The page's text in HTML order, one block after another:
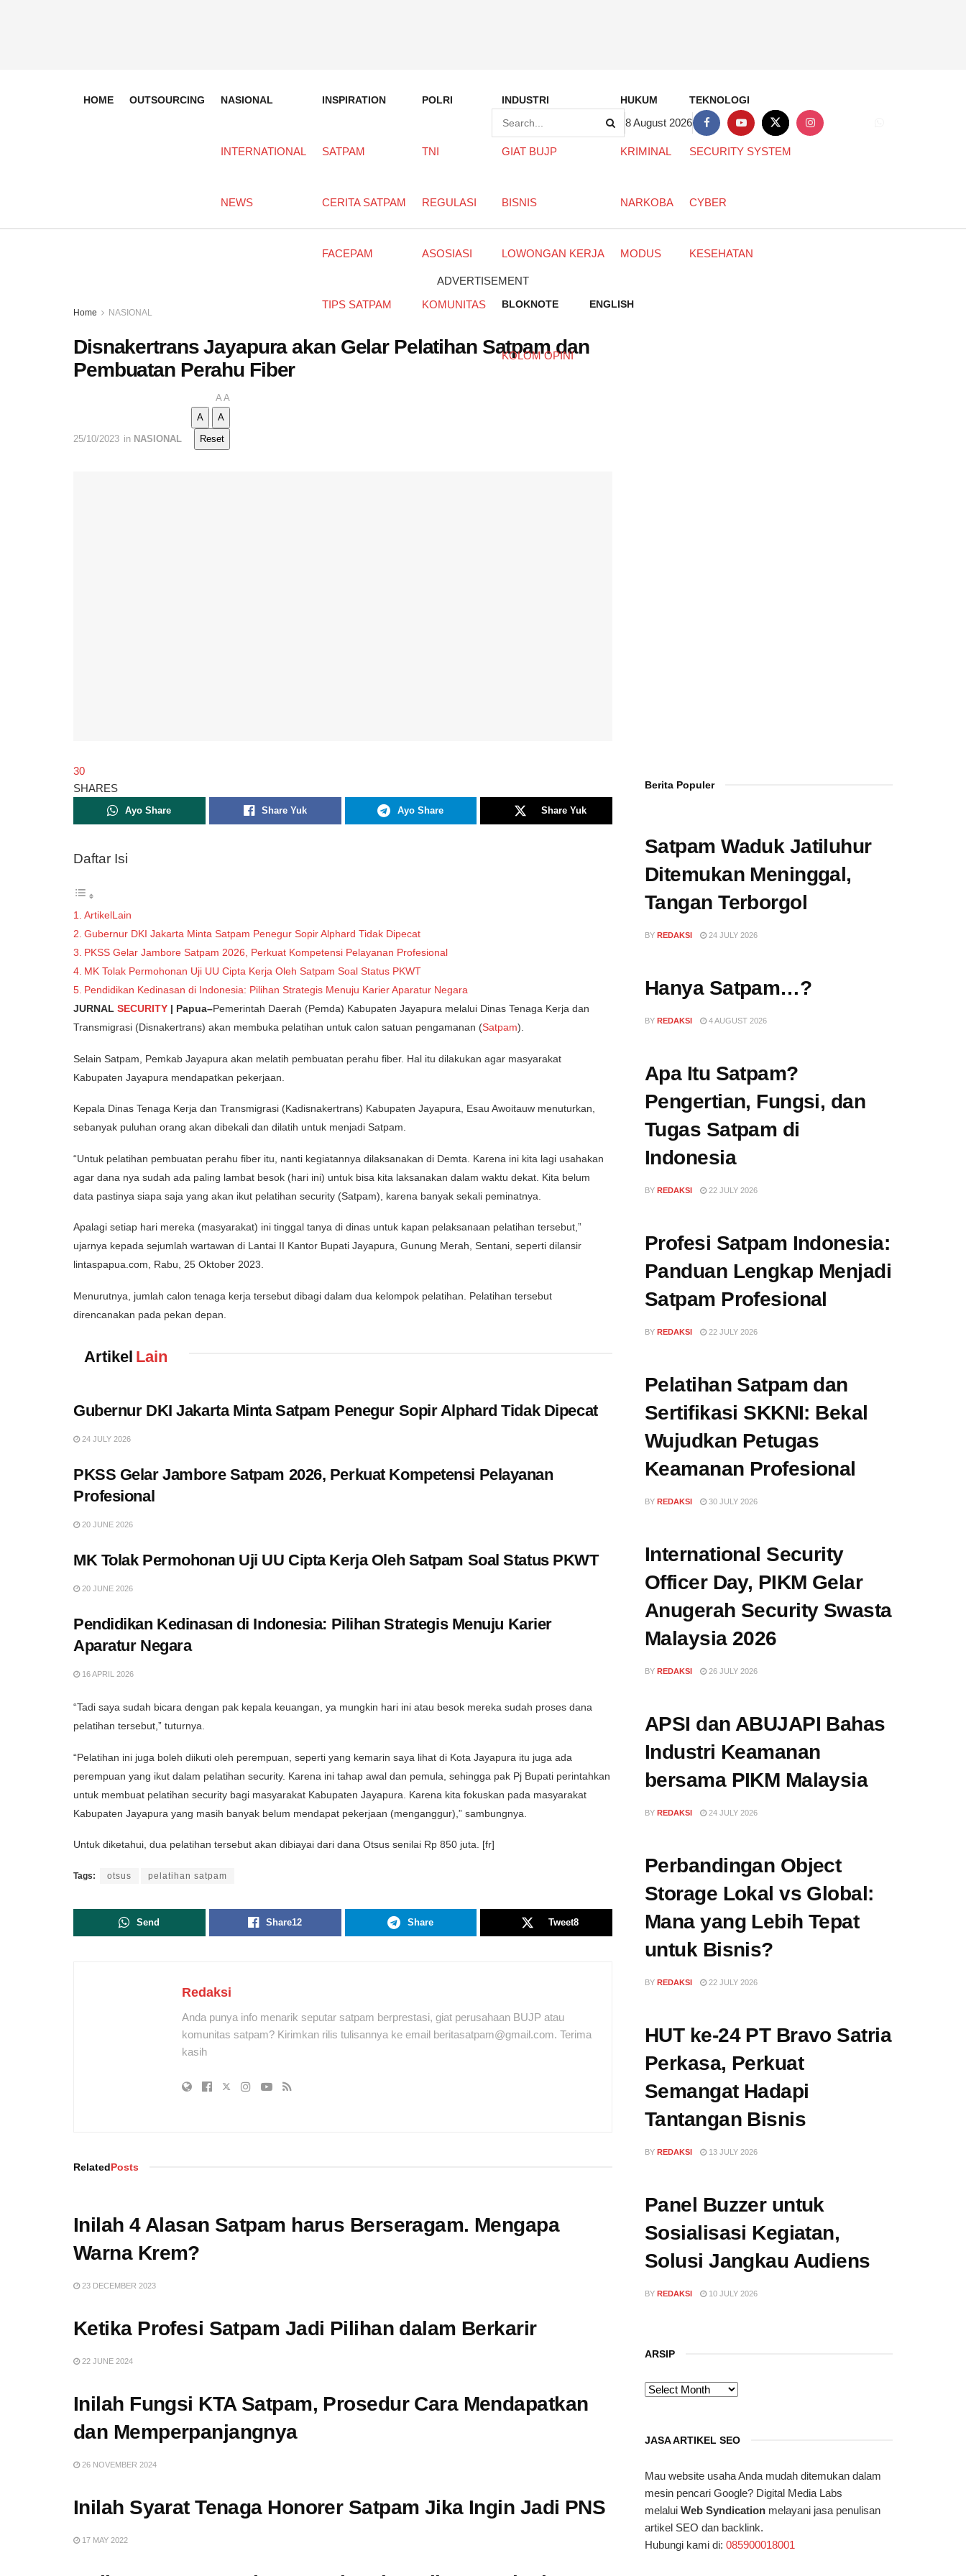
8 August 2026
HOME OUTSOURCING NASIONAL
INTERNATIONAL
NEWS
INSPIRATION
SATPAM
CERITA SATPAM
FACEPAM
TIPS SATPAM
POLRI
TNI
REGULASI
ASOSIASI
KOMUNITAS
INDUSTRI
GIAT BUJP
BISNIS
LOWONGAN KERJA
HUKUM
KRIMINAL
NARKOBA
MODUS
TEKNOLOGI
SECURITY SYSTEM
CYBER
KESEHATAN
BLOKNOTE
KOLOM OPINI
ENGLISH
ADVERTISEMENT
Home NASIONAL
Disnakertrans Jayapura akan Gelar Pelatihan Satpam dan
Pembuatan Perahu Fiber
25/10/2023 in NASIONAL
A A
A
A
Reset
30
SHARES
Ayo Share Share Yuk Ayo Share Share Yuk
Daftar Isi
ArtikelLain
Gubernur DKI Jakarta Minta Satpam Penegur Sopir Alphard Tidak Dipecat
PKSS Gelar Jambore Satpam 2026, Perkuat Kompetensi Pelayanan Profesional
MK Tolak Permohonan Uji UU Cipta Kerja Oleh Satpam Soal Status PKWT
Pendidikan Kedinasan di Indonesia: Pilihan Strategis Menuju Karier Aparatur Negara
JURNAL SECURITY | Papua–Pemerintah Daerah (Pemda) Kabupaten Jayapura melalui Dinas Tenaga Kerja dan
Transmigrasi (Disnakertrans) akan membuka pelatihan untuk calon satuan pengamanan (Satpam).
Selain Satpam, Pemkab Jayapura akan melatih pembuatan perahu fiber. Hal itu dilakukan agar masyarakat
Kabupaten Jayapura mendapatkan pekerjaan.
Kepala Dinas Tenaga Kerja dan Transmigrasi (Kadisnakertrans) Kabupaten Jayapura, Esau Awoitauw menuturkan,
sebanyak puluhan orang akan dibekali dan dilatih untuk menjadi Satpam.
“Untuk pelatihan pembuatan perahu fiber itu, nanti kegiatannya dilaksanakan di Demta. Karena ini kita lagi usahakan
agar dana nya sudah ada paling lambat besok (hari ini) untuk bisa kita laksanakan dalam waktu dekat. Kita belum
data pastinya siapa saja yang akan ikut pelatihan security (Satpam), karena banyak sekali peminatnya.
Apalagi setiap hari mereka (masyarakat) ini tinggal tanya di dinas untuk kapan pelaksanaan pelatihan tersebut,”
ujarnya kepada sejumlah wartawan di Lantai II Kantor Bupati Jayapura, Gunung Merah, Sentani, seperti dilansir
lintaspapua.com, Rabu, 25 Oktober 2023.
Menurutnya, jumlah calon tenaga kerja tersebut dibagi dalam dua kelompok pelatihan. Pelatihan tersebut
direncanakan pada pekan depan.
Artikel Lain
Gubernur DKI Jakarta Minta Satpam Penegur Sopir Alphard Tidak Dipecat
24 JULY 2026
PKSS Gelar Jambore Satpam 2026, Perkuat Kompetensi Pelayanan
Profesional
20 JUNE 2026
MK Tolak Permohonan Uji UU Cipta Kerja Oleh Satpam Soal Status PKWT
20 JUNE 2026
Pendidikan Kedinasan di Indonesia: Pilihan Strategis Menuju Karier
Aparatur Negara
16 APRIL 2026
“Tadi saya sudah bicara dengan pak kepala keuangan, ya mungkin hari ini atau besok mereka sudah proses dana
pelatihan tersebut,” tuturnya.
“Pelatihan ini juga boleh diikuti oleh perempuan, seperti yang kemarin saya lihat di Kota Jayapura itu juga ada
perempuan yang ikut dalam pelatihan security. Karena ini tahap awal dan pemula, sehingga pak Pj Bupati perintahkan
untuk membuat pelatihan security bagi masyarakat Kabupaten Jayapura. Karena kita fokuskan pada masyarakat
Kabupaten Jayapura yang masih banyak belum mendapat pekerjaan (menganggur),” sambungnya.
Untuk diketahui, dua pelatihan tersebut akan dibiayai dari dana Otsus senilai Rp 850 juta. [fr]
Tags: otsus pelatihan satpam
Send Share12 Share Tweet8
Redaksi
Anda punya info menarik seputar satpam berprestasi, giat perusahaan BUJP atau
komunitas satpam? Kirimkan rilis tulisannya ke email beritasatpam@gmail.com. Terima
kasih
RelatedPosts
Inilah 4 Alasan Satpam harus Berseragam. Mengapa
Warna Krem?
23 DECEMBER 2023
Ketika Profesi Satpam Jadi Pilihan dalam Berkarir
22 JUNE 2024
Inilah Fungsi KTA Satpam, Prosedur Cara Mendapatkan
dan Memperpanjangnya
26 NOVEMBER 2024
Inilah Syarat Tenaga Honorer Satpam Jika Ingin Jadi PNS
17 MAY 2022
Berita Populer
Satpam Waduk Jatiluhur
Ditemukan Meninggal,
Tangan Terborgol
BY REDAKSI 24 JULY 2026
Hanya Satpam…?
BY REDAKSI 4 AUGUST 2026
Apa Itu Satpam?
Pengertian, Fungsi, dan
Tugas Satpam di
Indonesia
BY REDAKSI 22 JULY 2026
Profesi Satpam Indonesia:
Panduan Lengkap Menjadi
Satpam Profesional
BY REDAKSI 22 JULY 2026
Pelatihan Satpam dan
Sertifikasi SKKNI: Bekal
Wujudkan Petugas
Keamanan Profesional
BY REDAKSI 30 JULY 2026
International Security
Officer Day, PIKM Gelar
Anugerah Security Swasta
Malaysia 2026
BY REDAKSI 26 JULY 2026
APSI dan ABUJAPI Bahas
Industri Keamanan
bersama PIKM Malaysia
BY REDAKSI 24 JULY 2026
Perbandingan Object
Storage Lokal vs Global:
Mana yang Lebih Tepat
untuk Bisnis?
BY REDAKSI 22 JULY 2026
HUT ke-24 PT Bravo Satria
Perkasa, Perkuat
Semangat Hadapi
Tantangan Bisnis
BY REDAKSI 13 JULY 2026
Panel Buzzer untuk
Sosialisasi Kegiatan,
Solusi Jangkau Audiens
BY REDAKSI 10 JULY 2026
ARSIP
ARSIP
JASA ARTIKEL SEO
Mau website usaha Anda mudah ditemukan dalam
mesin pencari Google? Digital Media Labs
melalui Web Syndication melayani jasa penulisan
artikel SEO dan backlink.
Hubungi kami di: 085900018001